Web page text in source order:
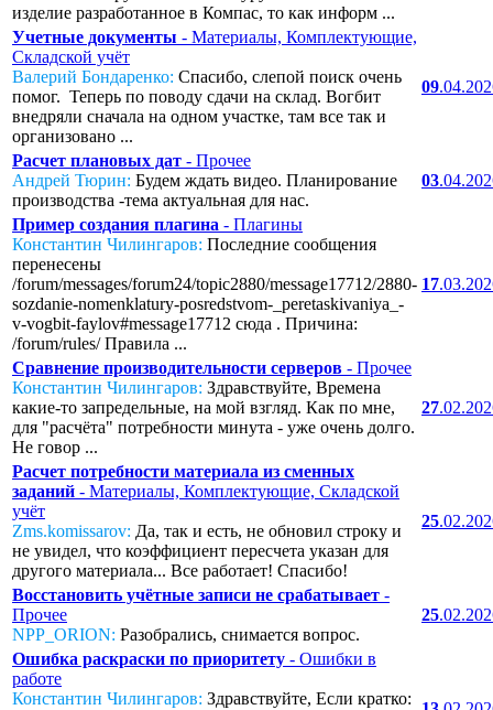
изделие разработанное в Компас, то как информ ...
Учетные документы - Материалы, Комплектующие,
Складской учёт
Валерий Бондаренко: Спасибо, слепой поиск очень
помог. Теперь по поводу сдачи на склад. Вогбит
внедряли сначала на одном участке, там все так и
организовано ...
09
Расчет плановых дат - Прочее
Андрей Тюрин: Будем ждать видео. Планирование
производства -тема актуальная для нас.
03
Пример создания плагина - Плагины
Константин Чилингаров: Последние сообщения
перенесены
/forum/messages/forum24/topic2880/message17712/2880-
sozdanie-nomenklatury-posredstvom-_peretaskivaniya_-
v-vogbit-faylov#message17712 сюда . Причина:
/forum/rules/ Правила ...
17
Сравнение производительности серверов - Прочее
Константин Чилингаров: Здравствуйте, Времена
какие-то запредельные, на мой взгляд. Как по мне,
для "расчёта" потребности минута - уже очень долго.
Не говор ...
27
Расчет потребности материала из сменных
заданий - Материалы, Комплектующие, Складской
учёт
Zms.komissarov: Да, так и есть, не обновил строку и
не увидел, что коэффициент пересчета указан для
другого материала... Все работает! Спасибо!
25
Восстановить учётные записи не срабатывает -
Прочее
NPP_ORION: Разобрались, снимается вопрос.
25
Ошибка раскраски по приоритету - Ошибки в
работе
Константин Чилингаров: Здравствуйте, Если кратко: